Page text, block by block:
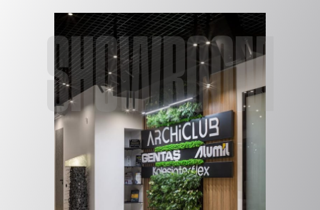
SHOWROOM